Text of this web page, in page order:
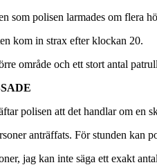
som polisen larmades om flera
kom in strax efter klockan 20.
område och ett stort antal
polisen att det handlar om en
anträffats. För stunden kan
jag kan inte säga ett exakt